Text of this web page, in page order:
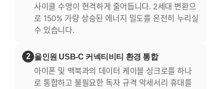
사이클 수명이 현격하게 줄어듭니다. 2세대 변환으
로 150% 가량 상승된 에너지 밀도를 온전히 누리실
수 있습니다.
2 올인원 USB-C 커넥티비티 환경 통합
아이폰 및 맥북과의 데이터 케이블 싱크로를 하나
로 통합하고 불필요한 독자 규격 악세서리 휴대를